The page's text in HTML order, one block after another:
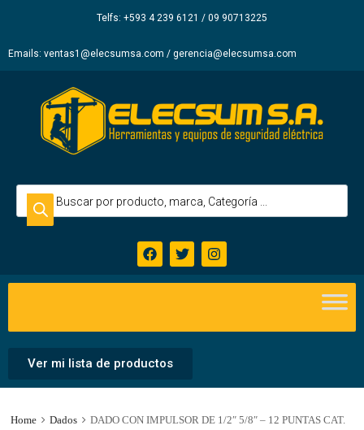
Telfs: +593 4 239 6121 / 09 90713225
Emails: ventas1@elecsumsa.com / gerencia@elecsumsa.com
Ver mi lista de productos
Home Dados
DADO CON IMPULSOR DE 1/2″ 5/8″ – 12 PUNTAS CAT.